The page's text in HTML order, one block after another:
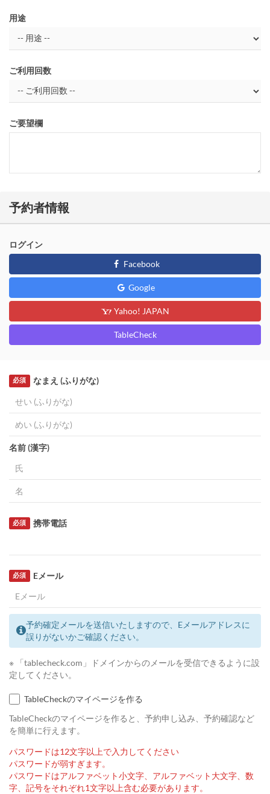
用途
ご利用回数
ご要望欄
予約者情報
ログイン
Facebook
Google
Yahoo! JAPAN
TableCheck
なまえ (ふりがな)
必須
名前 (漢字)
携帯電話
必須
Eメール
必須
予約確定メールを送信いたしますので、Eメールアドレスに
誤りがないかご確認ください。
※ 「tablecheck.com」ドメインからのメールを受信できるように設
定してください。
TableCheckのマイページを作る
TableCheckのマイページを作ると、予約申し込み、予約確認など
を簡単に行えます。
パスワードは12文字以上で入力してください
パスワードが弱すぎます。
パスワードはアルファベット小文字、アルファベット大文字、数
字、記号をそれぞれ1文字以上含む必要があります。